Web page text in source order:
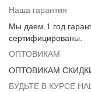
Наша гарантия
Мы даем 1 год
сертифицированы.
ОПТОВИКАМ
ОПТОВИКАМ
БУДЬТЕ В КУРСЕ